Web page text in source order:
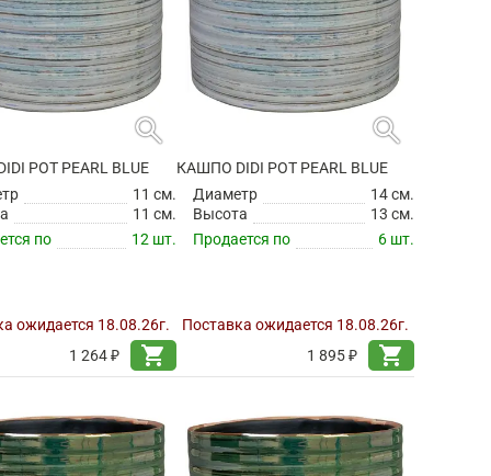
search
POT PEARL BLUE
11 см.
11 см.
по
12 шт.
ожидается 18.08.26г.
1 264 ₽
shopping_cart
search
КАШПО DIDI POT PEARL BLUE
Диаметр
14 см.
Высота
13 см.
Продается по
6 шт.
Поставка ожидается 18.08.26г.
1 895 ₽
shopping_cart